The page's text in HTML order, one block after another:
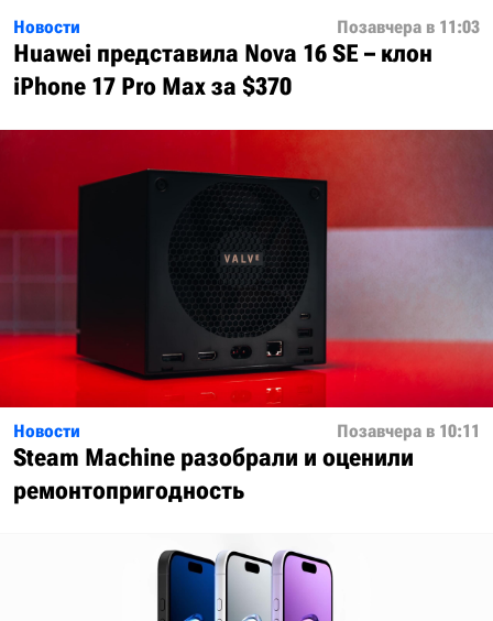
Новости Позавчера в 11:03
Huawei представила Nova 16 SE – клон
iPhone 17 Pro Max за $370
Новости Позавчера в 10:11
Steam Machine разобрали и оценили
ремонтопригодность